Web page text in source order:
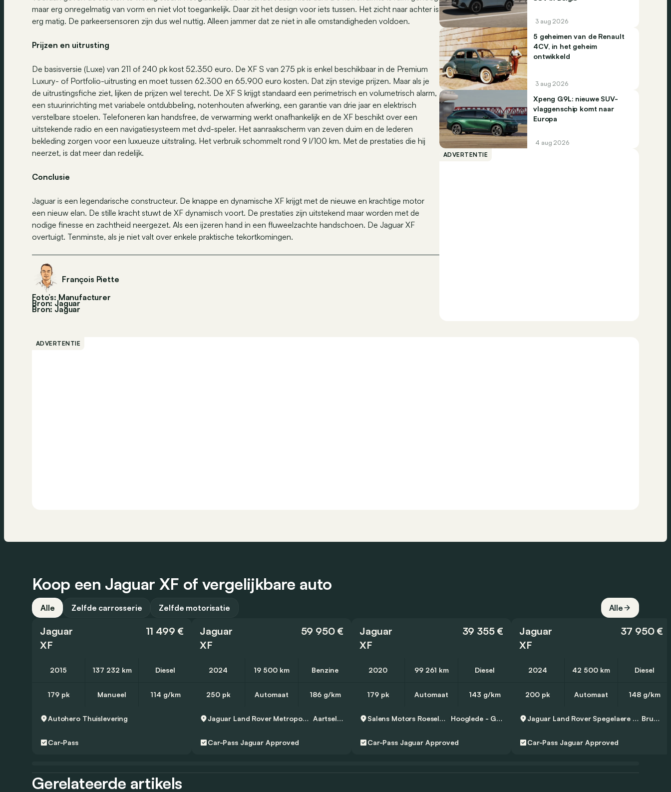
maar erg onregelmatig van vorm en niet vlot toegankelijk. Daar zit het design voor iets tussen. Het zicht naar achter is
erg matig. De parkeersensoren zijn dus wel nuttig. Alleen jammer dat ze niet in alle omstandigheden voldoen.
Prijzen en uitrusting
De basisversie (Luxe) van 211 of 240 pk kost 52.350 euro. De XF S van 275 pk is enkel beschikbaar in de Premium
Luxury- of Portfolio-uitrusting en moet tussen 62.300 en 65.900 euro kosten. Dat zijn stevige prijzen. Maar als je
de uitrustingsfiche ziet, lijken de prijzen wel terecht. De XF S krijgt standaard een perimetrisch en volumetrisch alarm,
een stuurinrichting met variabele ontdubbeling, notenhouten afwerking, een garantie van drie jaar en elektrisch
verstelbare stoelen. Telefoneren kan handsfree, de verwarming werkt onafhankelijk en de XF beschikt over een
uitstekende radio en een navigatiesysteem met dvd-speler. Het aanraakscherm van zeven duim en de lederen
bekleding zorgen voor een luxueuze uitstraling. Het verbruik schommelt rond 9 l/100 km. Met de prestaties die hij
neerzet, is dat meer dan redelijk.
Conclusie
Jaguar is een legendarische constructeur. De knappe en dynamische XF krijgt met de nieuwe en krachtige motor
een nieuw elan. De stille kracht stuwt de XF dynamisch voort. De prestaties zijn uitstekend maar worden met de
nodige finesse en zachtheid neergezet. Als een ijzeren hand in een fluweelzachte handschoen. De Jaguar XF
overtuigt. Tenminste, als je niet valt over enkele praktische tekortkomingen.
François Piette
Foto’s: Manufacturer
Bron: Jaguar
Bron: Jaguar
3 aug 2026
5 geheimen van de Renault
4CV, in het geheim
ontwikkeld
3 aug 2026
Xpeng G9L: nieuwe SUV-
vlaggenschip komt naar
Europa
4 aug 2026
ADVERTENTIE
ADVERTENTIE
Koop een Jaguar XF of vergelijkbare auto
Alle Zelfde carrosserie Zelfde motorisatie Alle
Jaguar
XF
11 499 €
2015 137 232 km Diesel
179 pk Manueel 114 g/km
Autohero Thuislevering
Car-Pass
Jaguar
XF
59 950 €
2024 19 500 km Benzine
250 pk Automaat 186 g/km
Jaguar Land Rover Metropool Zuid Aartselaar
Car-Pass Jaguar Approved
Jaguar
XF
39 355 €
2020 99 261 km Diesel
179 pk Automaat 143 g/km
Salens Motors Roeselare Hooglede - Gits
Car-Pass Jaguar Approved
Jaguar
XF
37 950 €
2024 42 500 km Diesel
200 pk Automaat 148 g/km
Jaguar Land Rover Spegelaere Brugge Brugge
Car-Pass Jaguar Approved
Gerelateerde artikels